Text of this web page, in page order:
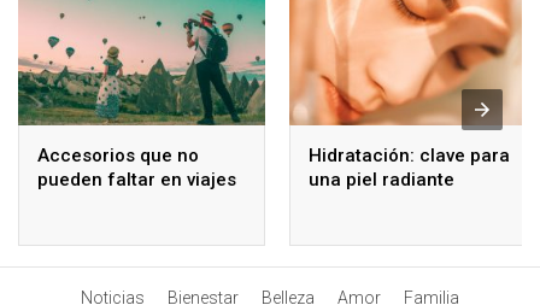
Accesorios que no
pueden faltar en viajes
Hidratación: clave para
una piel radiante
Noticias Bienestar Belleza Amor Familia